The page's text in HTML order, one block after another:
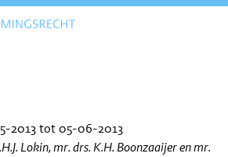
2013 tot 05-06-2013
Lokin, mr. drs. K.H. Boonzaaijer en mr.